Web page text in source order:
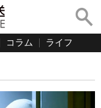
コラム ライフ